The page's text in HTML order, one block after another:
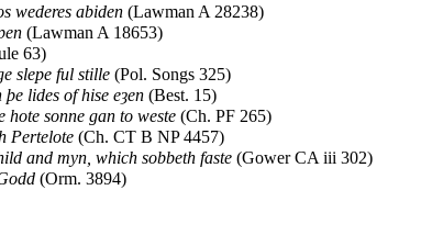
wederes abiden (Lawman A 28238)
(Lawman A 18653)
63)
slepe ful stille (Pol. Songs 325)
lides of hise eȝen (Best. 15)
hote sonne gan to weste (Ch. PF 265)
Pertelote (Ch. CT B NP 4457)
and myn, which sobbeth faste (Gower CA iii 302)
(Orm. 3894)